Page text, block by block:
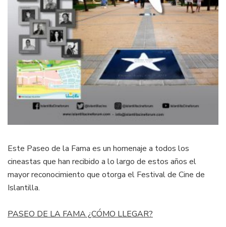
Este Paseo de la Fama es un homenaje a todos los
cineastas que han recibido a lo largo de estos años el
mayor reconocimiento que otorga el Festival de Cine de
Islantilla.
PASEO DE LA FAMA ¿CÓMO LLEGAR?